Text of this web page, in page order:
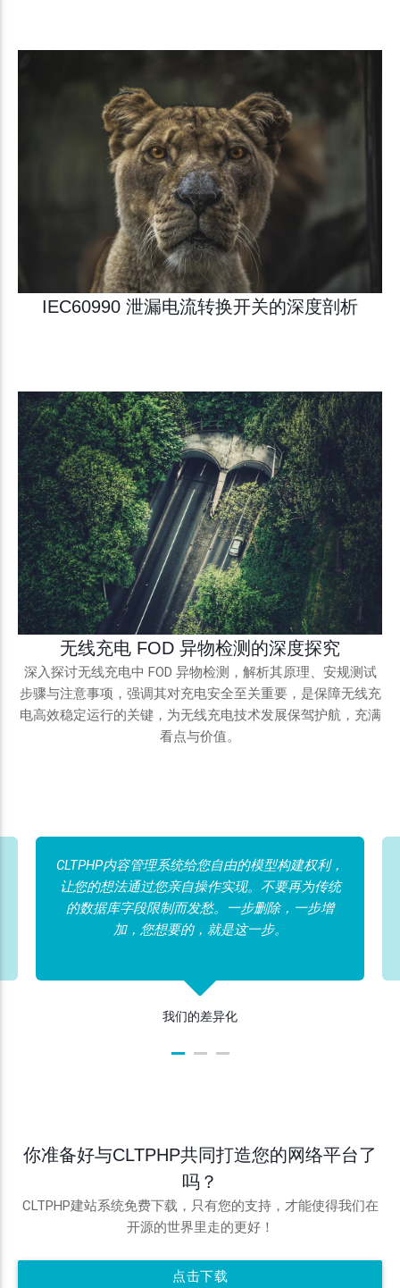
IEC60990 泄漏电流转换开关的深度剖析
无线充电 FOD 异物检测的深度探究
深入探讨无线充电中 FOD 异物检测，解析其原理、安规测试
步骤与注意事项，强调其对充电安全至关重要，是保障无线充
电高效稳定运行的关键，为无线充电技术发展保驾护航，充满
看点与价值。
CLTPHP内容管理系统给您自由的模型构建权利，
让您的想法通过您亲自操作实现。不要再为传统
的数据库字段限制而发愁。一步删除，一步增
加，您想要的，就是这一步。
我们的差异化
你准备好与CLTPHP共同打造您的网络平台了
吗？
CLTPHP建站系统免费下载，只有您的支持，才能使得我们在
开源的世界里走的更好！
点击下载